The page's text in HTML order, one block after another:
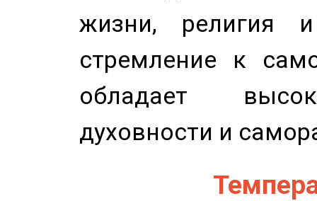
жизни, религия
стремление к
обладает
духовности и